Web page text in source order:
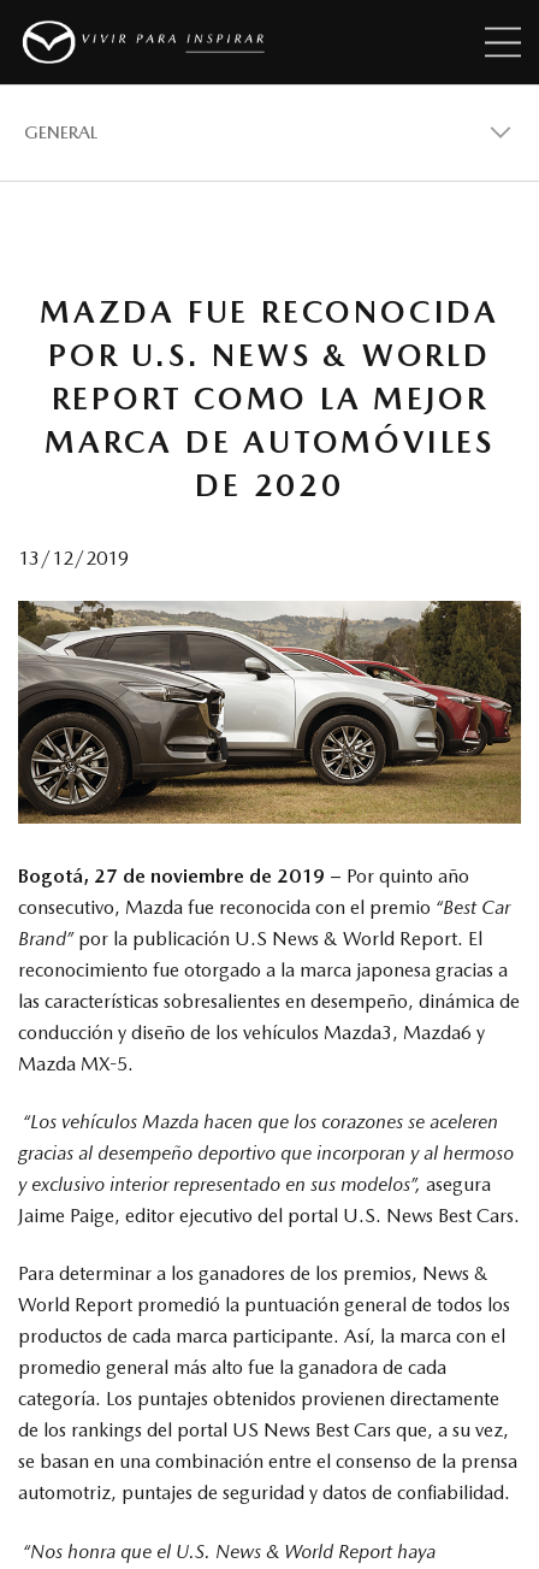
GENERAL
VEHÍCULOS
MAZDA TIPS
MAZDA FUE RECONOCIDA
POR U.S. NEWS & WORLD
REPORT COMO LA MEJOR
MARCA DE AUTOMÓVILES
DE 2020
13/12/2019
Bogotá, 27 de noviembre de 2019 – Por quinto año
consecutivo, Mazda fue reconocida con el premio “Best Car
Brand”por la publicación U.S News & World Report. El
reconocimiento fue otorgado a la marca japonesa gracias a
las características sobresalientes en desempeño, dinámica de
conducción y diseño de los vehículos Mazda3, Mazda6 y
Mazda MX-5.
“Los vehículos Mazda hacen que los corazones se aceleren
gracias al desempeño deportivo que incorporan y al hermoso
y exclusivo interior representado en sus modelos”, asegura
Jaime Paige, editor ejecutivo del portal U.S. News Best Cars.
Para determinar a los ganadores de los premios, News &
World Report promedió la puntuación general de todos los
productos de cada marca participante. Así, la marca con el
promedio general más alto fue la ganadora de cada
categoría. Los puntajes obtenidos provienen directamente
de los rankings del portal US News Best Cars que, a su vez,
se basan en una combinación entre el consenso de la prensa
automotriz, puntajes de seguridad y datos de confiabilidad.
“Nos honra que el U.S. News & World Report haya